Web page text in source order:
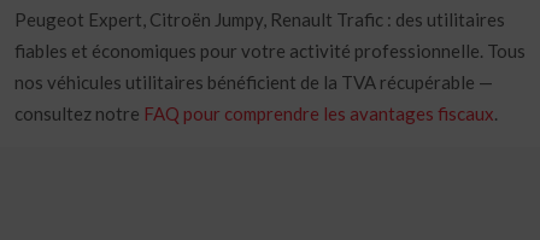
Peugeot Expert, Citroën Jumpy, Renault Trafic : des utilitaires
fiables et économiques pour votre activité professionnelle. Tous
nos véhicules utilitaires bénéficient de la TVA récupérable —
consultez notre FAQ pour comprendre les avantages fiscaux.